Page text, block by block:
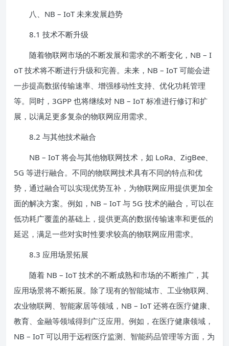
八、NB – IoT 未来发展趋势
8.1 技术不断升级
随着物联网市场的不断发展和需求的不断变化，NB – I
oT 技术将不断进行升级和完善。未来，NB – IoT 可能会进
一步提高数据传输速率、增强移动性支持、优化功耗管理
等。同时，3GPP 也将继续对 NB – IoT 标准进行修订和扩
展，以满足更多复杂的物联网应用需求。
8.2 与其他技术融合
NB – IoT 将会与其他物联网技术，如 LoRa、ZigBee、
5G 等进行融合。不同的物联网技术具有不同的特点和优
势，通过融合可以实现优势互补，为物联网应用提供更加全
面的解决方案。例如，NB – IoT 与 5G 技术的融合，可以在
低功耗广覆盖的基础上，提供更高的数据传输速率和更低的
延迟，满足一些对实时性要求较高的物联网应用需求。
8.3 应用场景拓展
随着 NB – IoT 技术的不断成熟和市场的不断推广，其
应用场景将不断拓展。除了现有的智能城市、工业物联网、
农业物联网、智能家居等领域，NB – IoT 还将在医疗健康、
教育、金融等领域得到广泛应用。例如，在医疗健康领域，
NB – IoT 可以用于远程医疗监测、智能药品管理等方面，为